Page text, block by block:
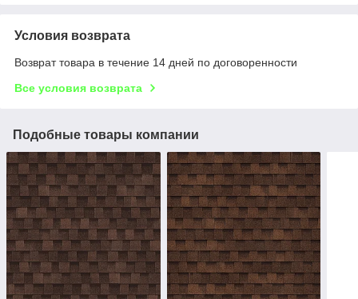
Условия возврата
Возврат товара в течение 14 дней по договоренности
Все условия возврата
Подобные товары компании